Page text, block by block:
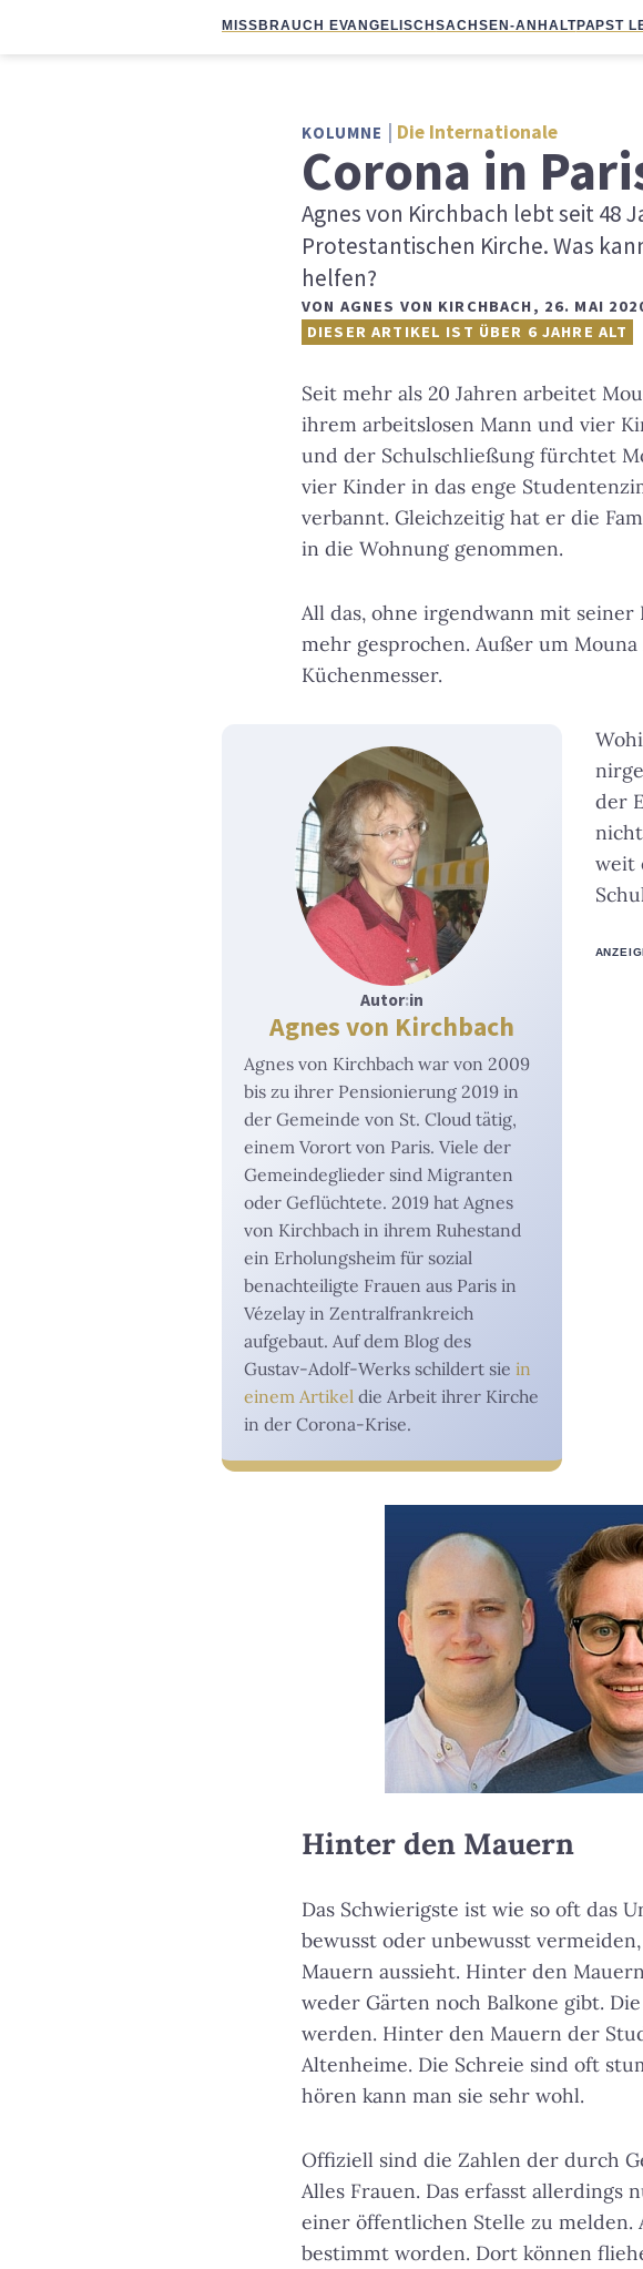
MISSBRAUCH EVANGELISCHSACHSEN-ANHALTPAPST
KOLUMNE Die Internationale
Corona in
Agnes von Kirchbach lebt seit 48
Protestantischen Kirche. Was
helfen?
VON AGNES VON KIRCHBACH, 26. MAI
DIESER ARTIKEL IST ÜBER 6 JAHRE ALT
Seit mehr als 20 Jahren arbeitet
ihrem arbeitslosen Mann und vier
und der Schulschließung fürchtet
vier Kinder in das enge
verbannt. Gleichzeitig hat er die
in die Wohnung genommen.
All das, ohne irgendwann mit
mehr gesprochen. Außer um
Küchenmesser.
Autor:in
Agnes von Kirchbach
Agnes von Kirchbach war von 2009
bis zu ihrer Pensionierung 2019 in
der Gemeinde von St. Cloud tätig,
einem Vorort von Paris. Viele der
Gemeindeglieder sind Migranten
oder Geflüchtete. 2019 hat Agnes
von Kirchbach in ihrem Ruhestand
ein Erholungsheim für sozial
benachteiligte Frauen aus Paris in
Vézelay in Zentralfrankreich
aufgebaut. Auf dem Blog des
Gustav-Adolf-Werks schildert sie in
einem Artikel die Arbeit ihrer Kirche
in der Corona-Krise.
der
weit
Hinter den Mauern
Das Schwierigste ist wie so oft das
bewusst oder unbewusst
Mauern aussieht. Hinter den
weder Gärten noch Balkone gibt.
werden. Hinter den Mauern der
Altenheime. Die Schreie sind oft
hören kann man sie sehr wohl.
Offiziell sind die Zahlen der durch
Alles Frauen. Das erfasst allerdings
einer öffentlichen Stelle zu
bestimmt worden. Dort können